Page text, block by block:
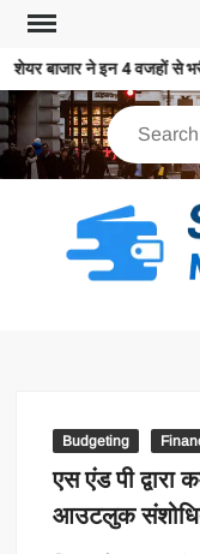
शेयर बाजार ने इन 4 वजहों
Budgeting
एस एंड पी
आउटलुक